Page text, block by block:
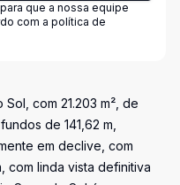
que a nossa equipe
com a política de
com 21.203 m², de
de 141,62 m,
em declive, com
com linda vista definitiva